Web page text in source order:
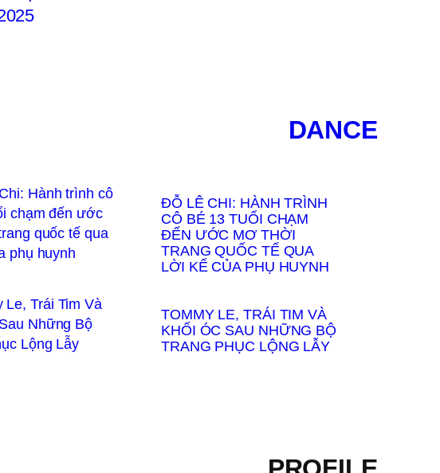
DANCE
ĐỖ LÊ CHI: HÀNH TRÌNH
CÔ BÉ 13 TUỔI CHẠM
ĐẾN ƯỚC MƠ THỜI
TRANG QUỐC TẾ QUA
LỜI KỂ CỦA PHỤ HUYNH
TOMMY LE, TRÁI TIM VÀ
KHỐI ÓC SAU NHỮNG BỘ
TRANG PHỤC LỘNG LẪY